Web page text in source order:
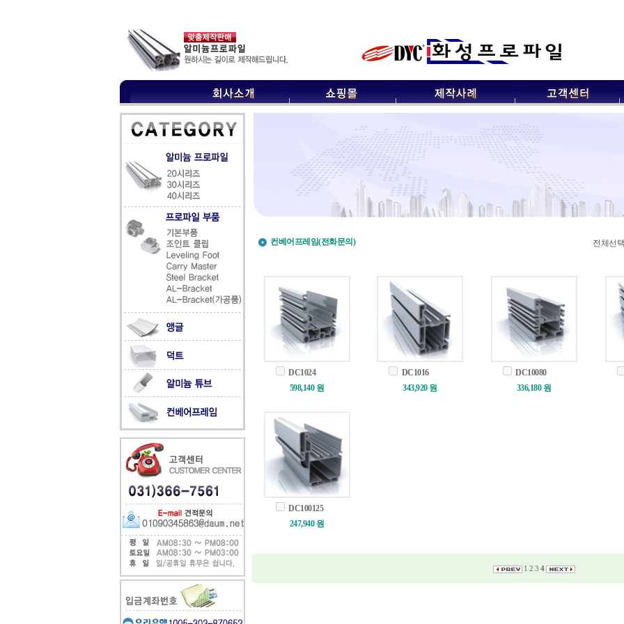
컨베어프레임(전화문의) 전체선
DC1024
598,140 원
DC1016
343,920 원
DC10080
336,180 원
DC100125
247,940 원
1 2 3 4